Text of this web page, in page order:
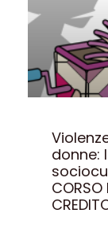
donne:
CORSO